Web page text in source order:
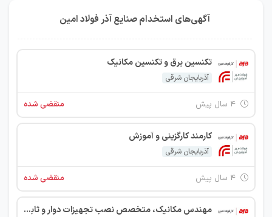
آگهی‌های استخدام صنایع آذر فولاد امین
تکنسین برق و تکنسین مکانیک
آذربایجان شرقی
منقضی شده
کارمند کارگزینی و آموزش
آذربایجان شرقی
منقضی شده
مهندس مکانیک، متخصص نصب تجهیزات دوار و ثابت